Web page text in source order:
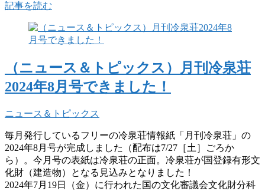
記事を読む
（ニュース＆トピックス）月刊冷泉荘
2024年8月号できました！
ニュース＆トピックス
毎月発行しているフリーの冷泉荘情報紙「月刊冷泉荘」の
2024年8月号が完成しました（配布は7/27［土］ごろか
ら）。今月号の表紙は冷泉荘の正面。冷泉荘が国登録有形文
化財（建造物）となる見込みとなりました！
2024年7月19日（金）に行われた国の文化審議会文化財分科